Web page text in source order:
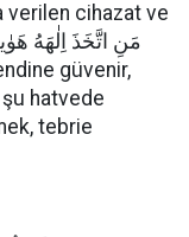
verilen cihazat ve
güvenir,
hatvede
tebrie